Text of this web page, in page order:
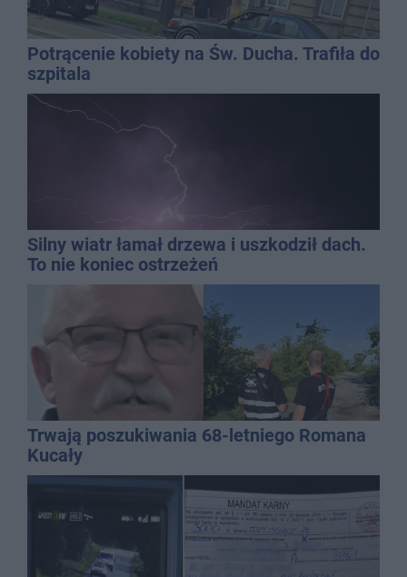
Potrącenie kobiety na Św. Ducha. Trafiła do
szpitala
Silny wiatr łamał drzewa i uszkodził dach.
To nie koniec ostrzeżeń
Trwają poszukiwania 68-letniego Romana
Kucały